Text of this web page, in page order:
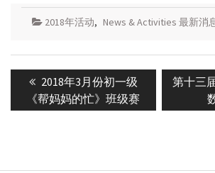
2018年活动, News & Activities 最新消
navigation
Previous
post:
2018年3月份初一级
《帮妈妈的忙》班级赛
Next
第十三